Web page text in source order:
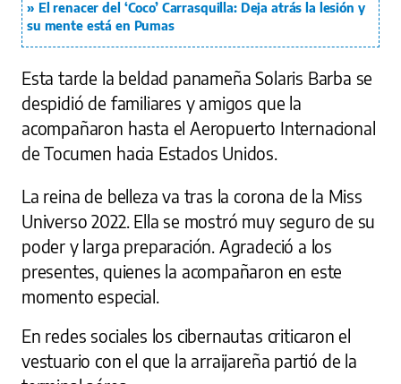
El renacer del ‘Coco’ Carrasquilla: Deja atrás la lesión y
su mente está en Pumas
Esta tarde la beldad panameña Solaris Barba se
despidió de familiares y amigos que la
acompañaron hasta el Aeropuerto Internacional
de Tocumen hacia Estados Unidos.
La reina de belleza va tras la corona de la Miss
Universo 2022. Ella se mostró muy seguro de su
poder y larga preparación. Agradeció a los
presentes, quienes la acompañaron en este
momento especial.
En redes sociales los cibernautas criticaron el
vestuario con el que la arraijareña partió de la